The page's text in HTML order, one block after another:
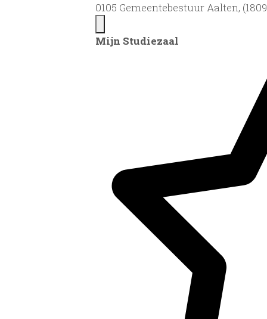
0105 Gemeentebestuur Aalten,
Mijn Studiezaal